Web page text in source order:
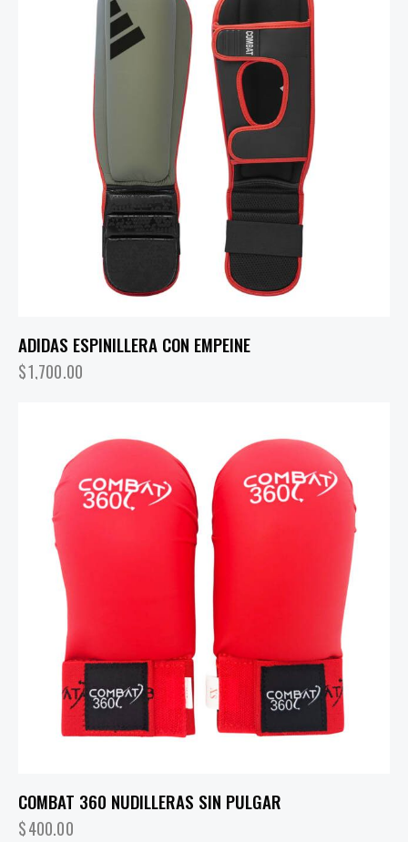
ADIDAS ESPINILLERA CON EMPEINE
$1,700.00
COMBAT 360 NUDILLERAS SIN PULGAR
$400.00